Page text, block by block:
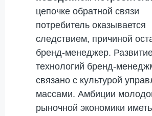
цепочке обратной связи
потребитель оказывается
следствием, причиной
бренд-менеджер.
технологий бренд-
связано с культурой
массами. Амбиции
рыночной экономики